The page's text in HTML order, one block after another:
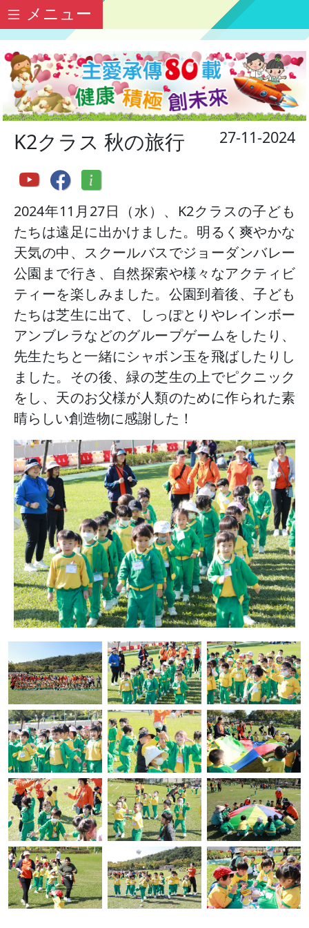
メニュー
27-11-2024
K2クラス 秋の旅行
2024年11月27日（水）、K2クラスの子ども
たちは遠足に出かけました。明るく爽やかな
天気の中、スクールバスでジョーダンバレー
公園まで行き、自然探索や様々なアクティビ
ティーを楽しみました。公園到着後、子ども
たちは芝生に出て、しっぽとりやレインボー
アンブレラなどのグループゲームをしたり、
先生たちと一緒にシャボン玉を飛ばしたりし
ました。その後、緑の芝生の上でピクニック
をし、天のお父様が人類のために作られた素
晴らしい創造物に感謝した！